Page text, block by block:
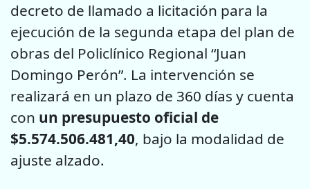
decreto de llamado a licitación para la
ejecución de la segunda etapa del plan de
obras del Policlínico Regional “Juan
Domingo Perón”. La intervención se
realizará en un plazo de 360 días y cuenta
con un presupuesto oficial de
$5.574.506.481,40, bajo la modalidad de
ajuste alzado.